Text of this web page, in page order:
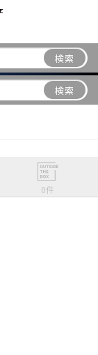
検索
検索
0件